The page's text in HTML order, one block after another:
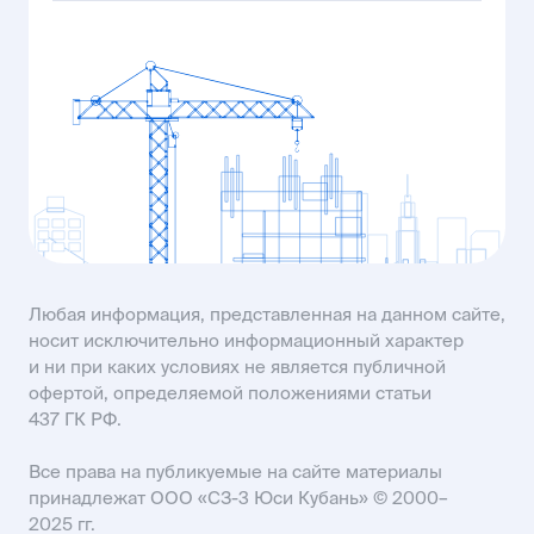
MAIL61@USIMAIL.RU
ул. Промышленная, 23
KISLOVODSK@USIMAIL.RU
пр-кт Строителей, 93А
SALES61@USIMAIL.RU
Любая информация, представленная на данном сайте,
носит исключительно информационный характер
и ни при каких условиях не является публичной
офертой, определяемой положениями статьи
437 ГК РФ.
Все права на публикуемые на сайте материалы
принадлежат ООО «СЗ-3 Юси Кубань» © 2000–
2025 гг.